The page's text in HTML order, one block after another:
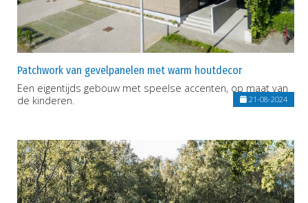
Patchwork van gevelpanelen met warm houtdecor
Een eigentijds gebouw met speelse accenten, op maat van
de kinderen.
21-08-2024